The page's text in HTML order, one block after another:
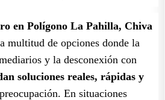
en Polígono La Pahilla, Chiva
multitud de opciones donde la
y la desconexión con
soluciones reales, rápidas y
En situaciones